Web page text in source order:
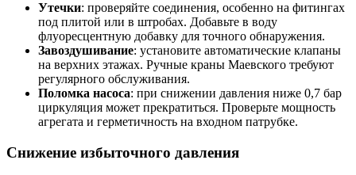
Утечки: проверяйте соединения, особенно на фитингах
под плитой или в штробах. Добавьте в воду
флуоресцентную добавку для точного обнаружения.
Завоздушивание: установите автоматические клапаны
на верхних этажах. Ручные краны Маевского требуют
регулярного обслуживания.
Поломка насоса: при снижении давления ниже 0,7 бар
циркуляция может прекратиться. Проверьте мощность
агрегата и герметичность на входном патрубке.
Снижение избыточного давления